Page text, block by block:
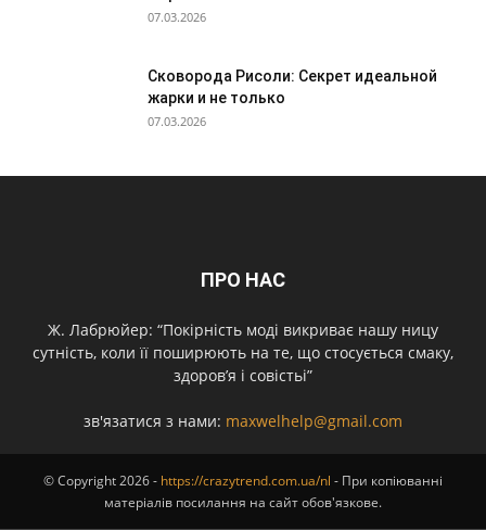
07.03.2026
Сковорода Рисоли: Секрет идеальной
жарки и не только
07.03.2026
ПРО НАС
Ж. Лабрюйер: “Покірність моді викриває нашу ницу
сутність, коли її поширюють на те, що стосується смаку,
здоров’я і совістьі”
зв'язатися з нами: maxwelhelp@gmail.com
© Copyright 2026 - https://crazytrend.com.ua/nl - При копіюванні
матеріалів посилання на сайт обов'язкове.